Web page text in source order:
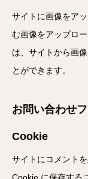
サイトに画像をア
む画像をアップロ
は、サイトから画
とができます。
お問い合わせ
Cookie
サイトにコメント